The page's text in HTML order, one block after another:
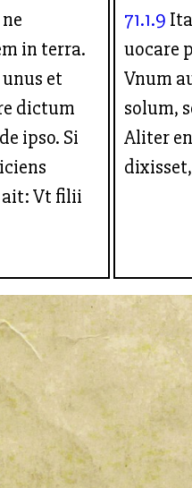
in terra.
et
dictum
ipso. Si
Vt filii
71.1.9
uocare
Vnum
solum,
Aliter